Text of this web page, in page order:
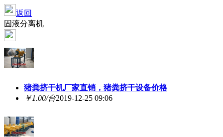
返回
固液分离机
猪粪挤干机厂家直销，猪粪挤干设备价格
￥1.00/台2019-12-25 09:06